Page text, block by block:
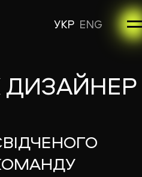
УКР ENG
ДИЗАЙНЕР